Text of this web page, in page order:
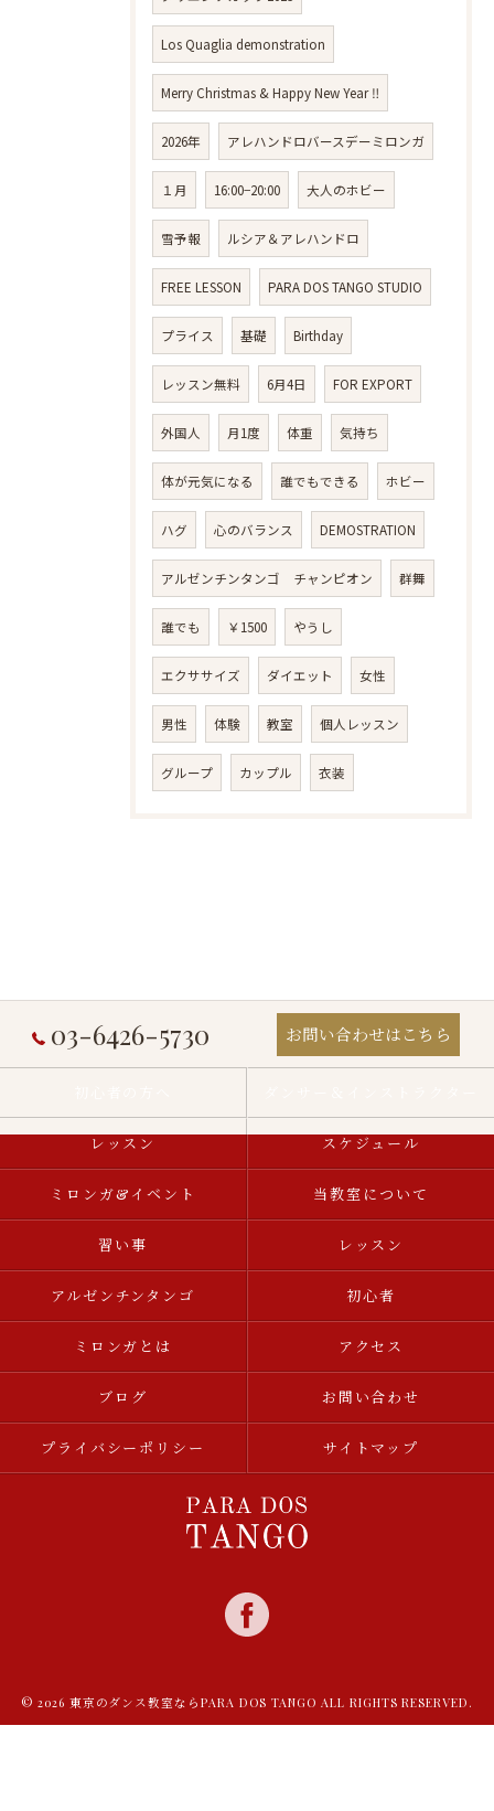
Los Quaglia demonstration
Merry Christmas & Happy New Year ‼️
2026年 アレハンドロバースデーミロンガ
１月 16:00−20:00 大人のホビー
雪予報 ルシア＆アレハンドロ
FREE LESSON PARA DOS TANGO STUDIO
プライス 基礎 Birthday
レッスン無料 6月4日 FOR EXPORT
外国人 月1度 体重 気持ち
体が元気になる 誰でもできる ホビー
ハグ 心のバランス DEMOSTRATION
アルゼンチンタンゴ チャンピオン 群舞
誰でも ￥1500 やうし
エクササイズ ダイエット 女性
男性 体験 教室 個人レッスン
グループ カップル 衣装
03-6426-5730 お問い合わせはこちら
レッスン スケジュール
ミロンガ&イベント 当教室について
習い事 レッスン
アルゼンチンタンゴ 初心者
ミロンガとは アクセス
ブログ お問い合わせ
プライバシーポリシー サイトマップ
© 2026 東京のダンス教室ならPARA DOS TANGO ALL RIGHTS RESERVED.